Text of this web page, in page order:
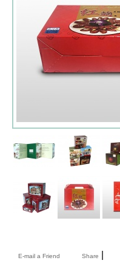
E-mail a Friend Share